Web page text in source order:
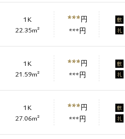
1K
22.35m²
***円
***円
敷
礼
1K
21.59m²
***円
***円
敷
礼
1K
27.06m²
***円
***円
敷
礼